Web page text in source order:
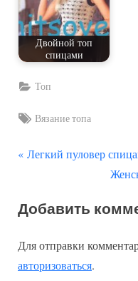
Двойной топ
спицами
Топ
Tags:
Вязание топа
Навигация
записям
П
д
д
у
Легкий пуловер
С
е
у
Добавить
Для отправки
авторизоваться.